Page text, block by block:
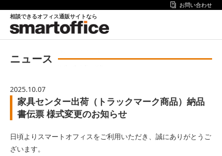
お問い合わせ
相談できるオフィス通販サイトなら
ニュース
2025.10.07
家具センター出荷（トラックマーク商品）納品
書伝票 様式変更のお知らせ
日頃よりスマートオフィスをご利用いただき、誠にありがとうご
ざいます。